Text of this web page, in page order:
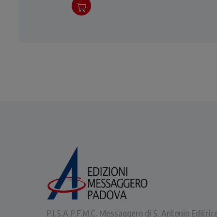
P.I.S.A.P.F.M.C. Messaggero di S. Antonio